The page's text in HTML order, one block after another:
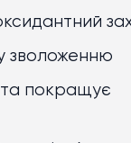
зволоженню
покращує